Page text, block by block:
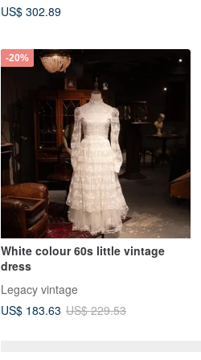
US$ 302.89
-20%
White colour 60s little vintage
dress
Legacy vintage
US$ 183.63 US$ 229.53